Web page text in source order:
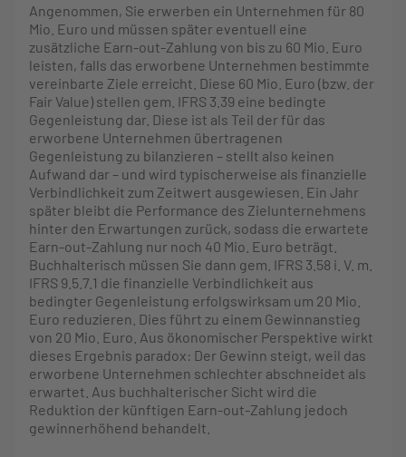
Angenommen, Sie erwerben ein Unternehmen für 80
Mio. Euro und müssen später eventuell eine
zusätzliche Earn-out-Zahlung von bis zu 60 Mio. Euro
leisten, falls das erworbene Unternehmen bestimmte
vereinbarte Ziele erreicht. Diese 60 Mio. Euro (bzw. der
Fair Value) stellen gem. IFRS 3.39 eine bedingte
Gegenleistung dar. Diese ist als Teil der für das
erworbene Unternehmen übertragenen
Gegenleistung zu bilanzieren – stellt also keinen
Aufwand dar – und wird typischerweise als finanzielle
Verbindlichkeit zum Zeitwert ausgewiesen. Ein Jahr
später bleibt die Performance des Zielunternehmens
hinter den Erwartungen zurück, sodass die erwartete
Earn-out-Zahlung nur noch 40 Mio. Euro beträgt.
Buchhalterisch müssen Sie dann gem. IFRS 3.58 i. V. m.
IFRS 9.5.7.1 die finanzielle Verbindlichkeit aus
bedingter Gegenleistung erfolgswirksam um 20 Mio.
Euro reduzieren. Dies führt zu einem Gewinnanstieg
von 20 Mio. Euro. Aus ökonomischer Perspektive wirkt
dieses Ergebnis paradox: Der Gewinn steigt, weil das
erworbene Unternehmen schlechter abschneidet als
erwartet. Aus buchhalterischer Sicht wird die
Reduktion der künftigen Earn-out-Zahlung jedoch
gewinnerhöhend behandelt.